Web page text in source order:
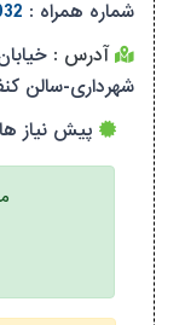
شماره همراه :
آدرس :
شهرداری-سالن
پیش نیاز